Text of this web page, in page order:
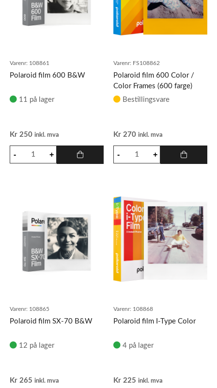
Varenr: 108861
Polaroid film 600 B&W
11 på lager
Kr 250 inkl. mva
Varenr: FS108862
Polaroid film 600 Color /
Color Frames (600 farge)
Bestillingsvare
Kr 270 inkl. mva
Varenr: 108865
Polaroid film SX-70 B&W
12 på lager
Kr 265 inkl. mva
Varenr: 108868
Polaroid film I-Type Color
4 på lager
Kr 225 inkl. mva